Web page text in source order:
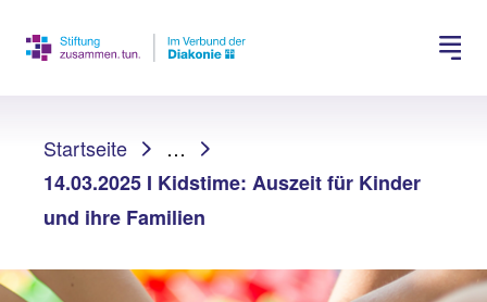
Startseite
…
14.03.2025 I Kidstime: Auszeit für Kinder
und ihre Familien